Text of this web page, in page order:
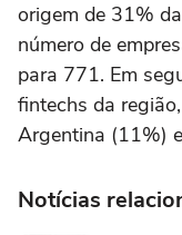
origem de 31%
número de
para 771. Em
fintechs da
Argentina (11%)
Notícias